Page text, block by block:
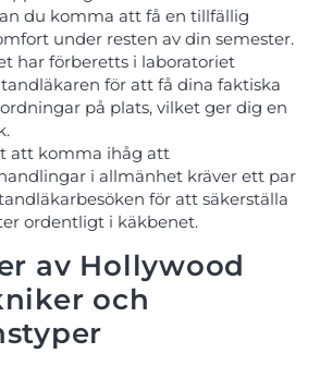
du komma att få en tillfällig
under resten av din semester.
har förberetts i laboratoriet
för att få dina faktiska
på plats, vilket ger dig en
att komma ihåg att
i allmänhet kräver ett par
för att säkerställa
ordentligt i käkbenet.
av Hollywood
och